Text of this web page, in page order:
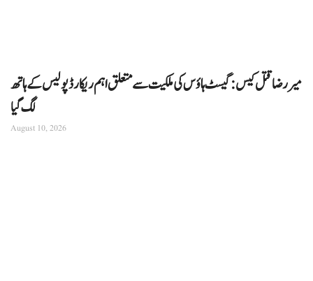
میر رضا قتل کیس: گیسٹ ہاؤس کی ملکیت سے متعلق اہم ریکارڈ پولیس کے ہاتھ
لگ گیا
August 10, 2026